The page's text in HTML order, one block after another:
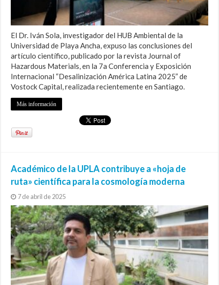
El Dr. Iván Sola, investigador del HUB Ambiental de la
Universidad de Playa Ancha, expuso las conclusiones del
artículo científico, publicado por la revista Journal of
Hazardous Materials, en la 7a Conferencia y Exposición
Internacional “Desalinización América Latina 2025” de
Vostock Capital, realizada recientemente en Santiago.
Más información
Académico de la UPLA contribuye a «hoja de
ruta» científica para la cosmología moderna
7 de abril de 2025